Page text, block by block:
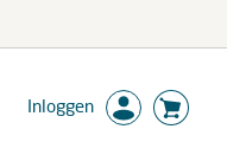
Inloggen